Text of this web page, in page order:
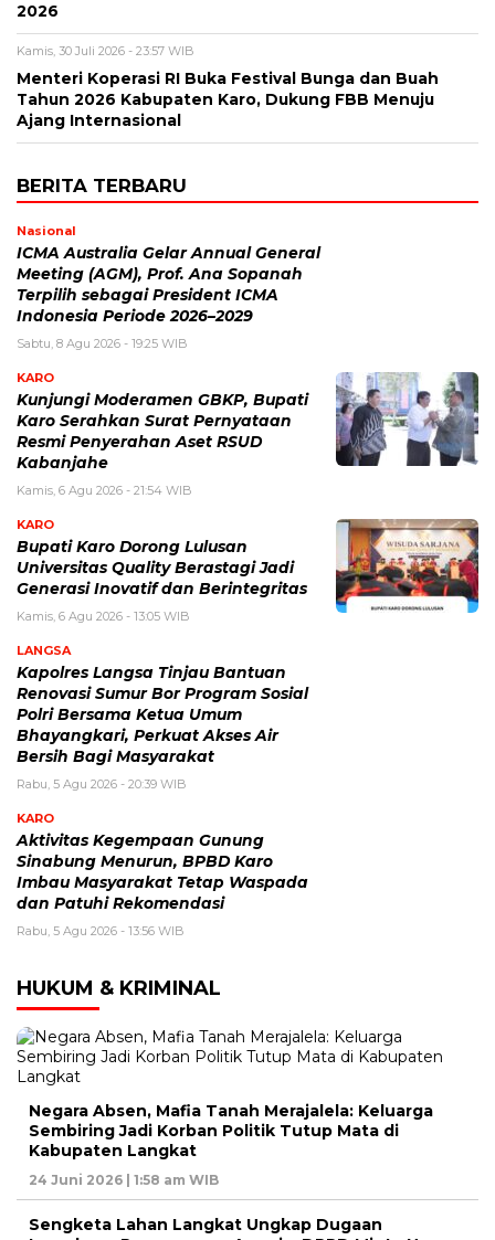
2026
Kamis, 30 Juli 2026 - 23:57 WIB
Menteri Koperasi RI Buka Festival Bunga dan Buah
Tahun 2026 Kabupaten Karo, Dukung FBB Menuju
Ajang Internasional
BERITA TERBARU
Nasional
ICMA Australia Gelar Annual General
Meeting (AGM), Prof. Ana Sopanah
Terpilih sebagai President ICMA
Indonesia Periode 2026–2029
Sabtu, 8 Agu 2026 - 19:25 WIB
KARO
Kunjungi Moderamen GBKP, Bupati
Karo Serahkan Surat Pernyataan
Resmi Penyerahan Aset RSUD
Kabanjahe
Kamis, 6 Agu 2026 - 21:54 WIB
KARO
Bupati Karo Dorong Lulusan
Universitas Quality Berastagi Jadi
Generasi Inovatif dan Berintegritas
Kamis, 6 Agu 2026 - 13:05 WIB
LANGSA
Kapolres Langsa Tinjau Bantuan
Renovasi Sumur Bor Program Sosial
Polri Bersama Ketua Umum
Bhayangkari, Perkuat Akses Air
Bersih Bagi Masyarakat
Rabu, 5 Agu 2026 - 20:39 WIB
KARO
Aktivitas Kegempaan Gunung
Sinabung Menurun, BPBD Karo
Imbau Masyarakat Tetap Waspada
dan Patuhi Rekomendasi
Rabu, 5 Agu 2026 - 13:56 WIB
HUKUM & KRIMINAL
Negara Absen, Mafia Tanah Merajalela: Keluarga
Sembiring Jadi Korban Politik Tutup Mata di
Kabupaten Langkat
24 Juni 2026 | 1:58 am WIB
Sengketa Lahan Langkat Ungkap Dugaan